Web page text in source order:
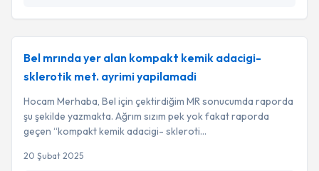
Bel mrında yer alan kompakt kemik adacigi-
sklerotik met. ayrimi yapilamadi
Hocam Merhaba, Bel için çektirdiğim MR sonucumda raporda
şu şekilde yazmakta. Ağrım sızım pek yok fakat raporda
geçen “kompakt kemik adacigi- skleroti...
20 Şubat 2025